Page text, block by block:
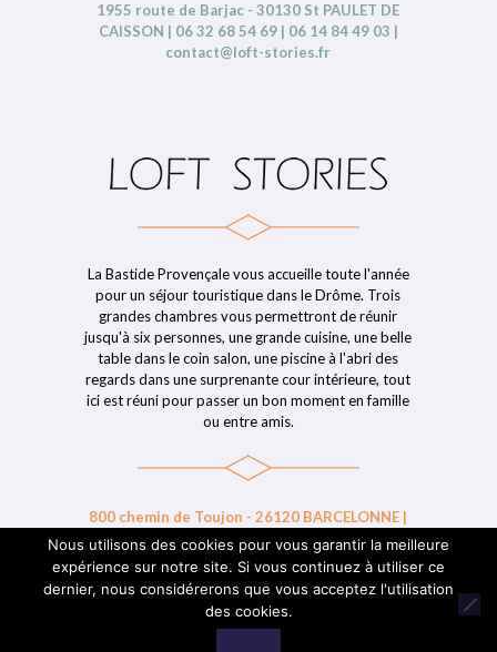
1955 route de Barjac - 30130 St PAULET DE
CAISSON | 06 32 68 54 69 | 06 14 84 49 03 |
contact@loft-stories.fr
La Bastide Provençale vous accueille toute l'année
pour un séjour touristique dans le Drôme. Trois
grandes chambres vous permettront de réunir
jusqu'à six personnes, une grande cuisine, une belle
table dans le coin salon, une piscine à l'abri des
regards dans une surprenante cour intérieure, tout
ici est réuni pour passer un bon moment en famille
ou entre amis.
800 chemin de Toujon - 26120 BARCELONNE |
06 32 68 54 69 | 06 14 84 49 03 | contact@loft-
stories.fr
Nous utilisons des cookies pour vous garantir la meilleure
expérience sur notre site. Si vous continuez à utiliser ce
dernier, nous considérerons que vous acceptez l'utilisation
des cookies.